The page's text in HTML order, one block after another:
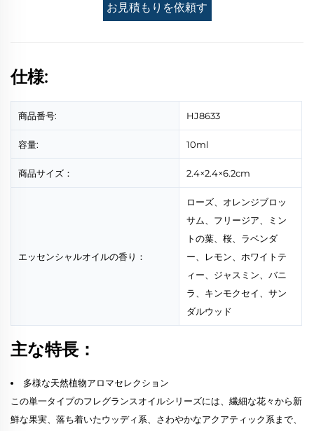
お見積もりを依頼す
仕様:
商品番号: HJ8633
容量: 10ml
商品サイズ： 2.4×2.4×6.2cm
エッセンシャルオイルの香り：
ローズ、オレンジブロッ
サム、フリージア、ミン
トの葉、桜、ラベンダ
ー、レモン、ホワイトテ
ィー、ジャスミン、バニ
ラ、キンモクセイ、サン
ダルウッド
主な特長：
多様な天然植物アロマセレクション
この単一タイプのフレグランスオイルシリーズには、繊細な花々から新
鮮な果実、落ち着いたウッディ系、さわやかなアクアティック系まで、